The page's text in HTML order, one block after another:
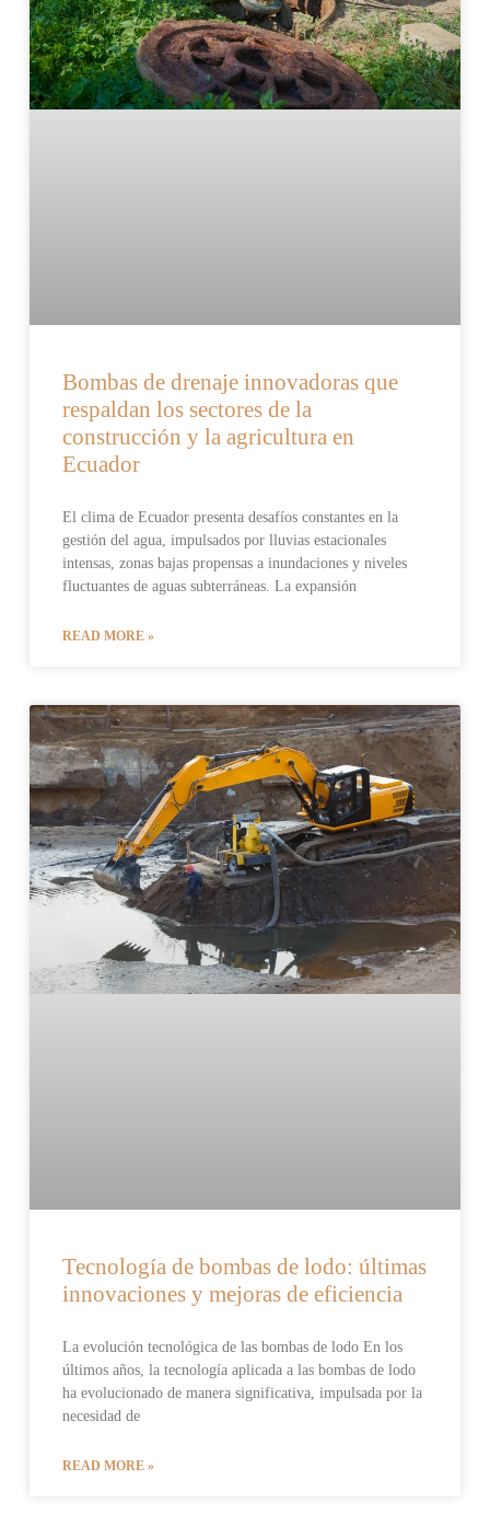
Bombas de drenaje innovadoras que
respaldan los sectores de la
construcción y la agricultura en
Ecuador
El clima de Ecuador presenta desafíos constantes en la
gestión del agua, impulsados por lluvias estacionales
intensas, zonas bajas propensas a inundaciones y niveles
fluctuantes de aguas subterráneas. La expansión
READ MORE »
Tecnología de bombas de lodo: últimas
innovaciones y mejoras de eficiencia
La evolución tecnológica de las bombas de lodo En los
últimos años, la tecnología aplicada a las bombas de lodo
ha evolucionado de manera significativa, impulsada por la
necesidad de
READ MORE »